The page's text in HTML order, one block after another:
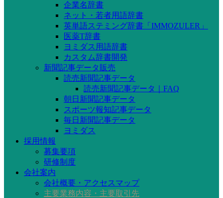
企業名辞書
ネット・若者用語辞書
英単語ステミング辞書「IMMOZULER」
医薬T辞書
ヨミダス用語辞書
カスタム辞書開発
新聞記事データ販売
読売新聞記事データ
読売新聞記事データ｜FAQ
朝日新聞記事データ
スポーツ報知記事データ
毎日新聞記事データ
ヨミダス
採用情報
募集要項
研修制度
会社案内
会社概要・アクセスマップ
主要業務内容・主要取引先